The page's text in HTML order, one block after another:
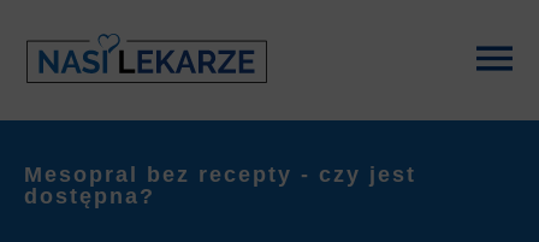
Mesopral bez recepty - czy jest
dostępna?